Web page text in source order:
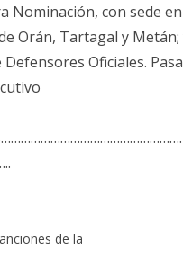
Nominación, con sede
Orán, Tartagal y
Oficiales.
de la